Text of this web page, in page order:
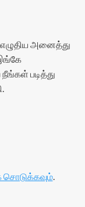
எழுதிய அனைத்து
படித்து
.